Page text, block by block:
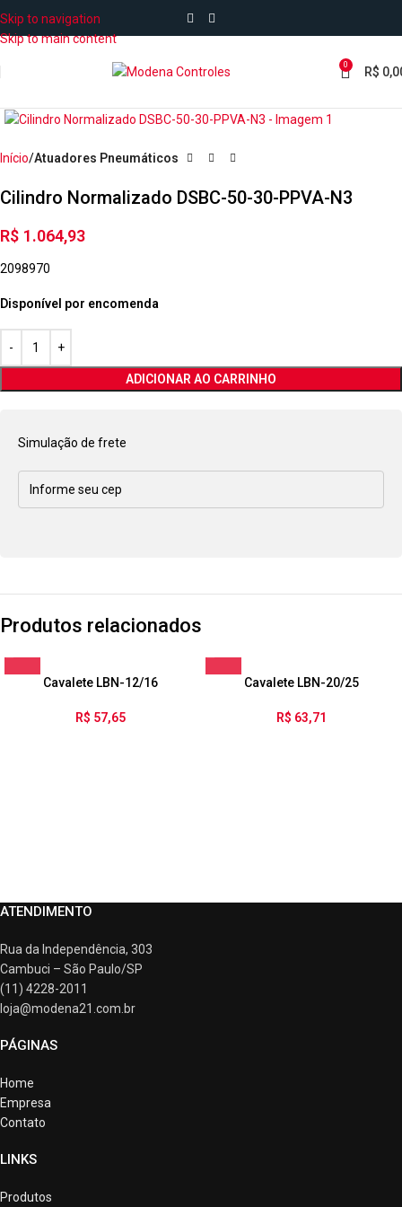
Skip to navigation
Skip to main content
0 R$
Início Atuadores Pneumáticos
Cilindro Normalizado DSBC-50-30-PPVA-N3
R$ 1.064,93
2098970
Disponível por encomenda
ADICIONAR AO CARRINHO
Simulação de frete
Produtos relacionados
Cavalete LBN-12/16
R$ 57,65
Cavalete LBN-20/25
R$ 63,71
ATENDIMENTO
Rua da Independência, 303
Cambuci – São Paulo/SP
(11) 4228-2011
loja@modena21.com.br
PÁGINAS
Home
Empresa
Contato
LINKS
Produtos